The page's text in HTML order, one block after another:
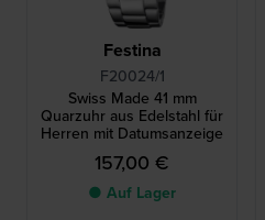
Festina
F20024/1
Swiss Made 41 mm
Quarzuhr aus Edelstahl für
Herren mit Datumsanzeige
157,00 €
● Auf Lager